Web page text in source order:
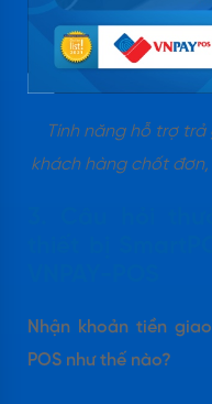
Tính năng hỗ trợ
khách hàng chốt
Nhận khoản tiền
POS như thế nào?